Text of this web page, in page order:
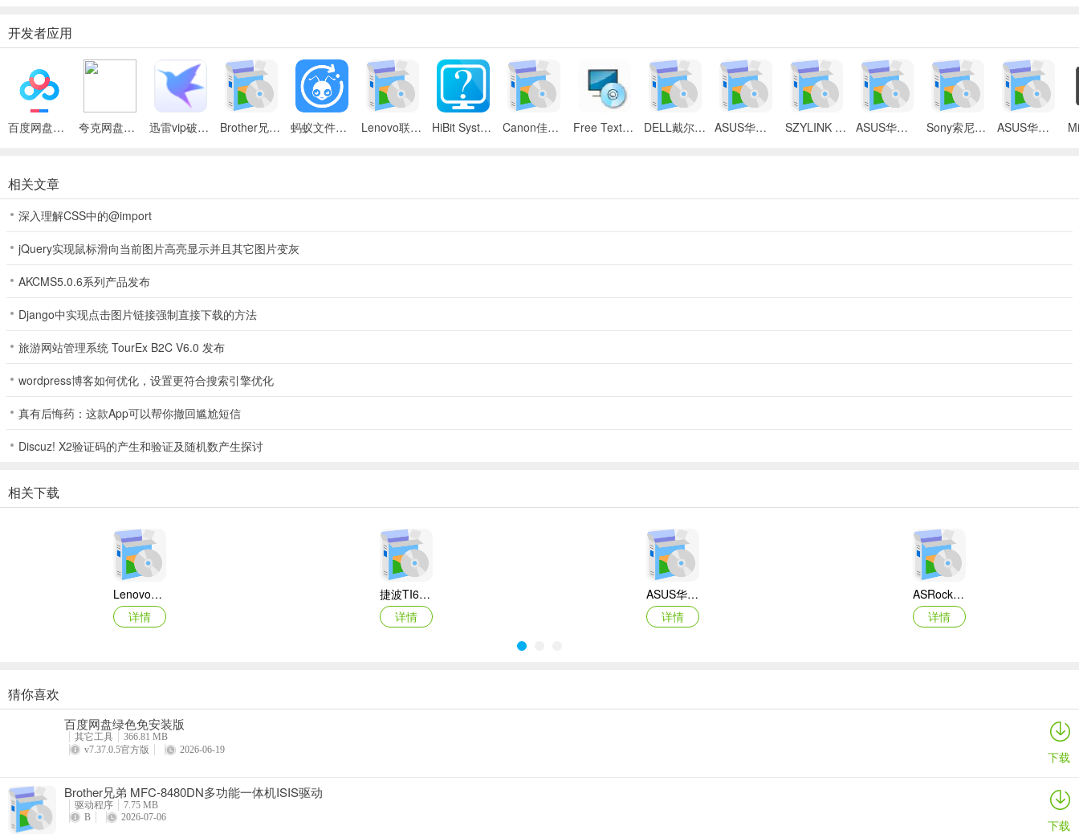
开发者应用
百度网盘绿色免安装Pc电脑版 夸克网盘官方正式版 迅雷vip破解版永久会员2024版 Brother兄弟 MFC-8480DN多功能一体机ISIS驱动 蚂蚁文件（数据恢复大师） Lenovo联想 ThinkPad SL300/SL400/SL500笔记本BIOS HiBit System Information(系统信息检测工具) Canon佳能 iR 2545i数码复合机UFR II驱动 Free Text to Speech DELL戴尔 Inspiron 11z笔记本触摸板驱动 ASUS华硕 X87Q笔记本 无线网络控制器应用程序 SZYLINK CDMA_CARD 1501A无线上网卡 ASUS华硕 G50V笔记本电脑无线网卡驱动 Sony索尼VGN-P3系列笔记本Intel无线网卡驱动 ASUS华硕S2Ne笔记本电脑主板BIOS
相关文章
深入理解CSS中的@import
jQuery实现鼠标滑向当前图片高亮显示并且其它图片变灰
AKCMS5.0.6系列产品发布
Django中实现点击图片链接强制直接下载的方法
旅游网站管理系统 TourEx B2C V6.0 发布
wordpress博客如何优化，设置更符合搜索引擎优化
真有后悔药：这款App可以帮你撤回尴尬短信
Discuz! X2验证码的产生和验证及随机数产生探讨
相关下载
Lenovo联想 Ideapad Z465/Z565系列笔记本 声卡驱动
详情
捷波TI61AG-A主板BIOS
详情
ASUS华硕F1A55-M LX3 R2.0主板BIOS
详情
ASRock华擎IMB-A160主板BIOS
详情
奥睿科PAS3062-2E/PAS3062-2S/PAS3064-2S2E系列扩展卡驱动
详情
Canon佳能 PowerShot A310 WIA驱动
AMD Mobility Radeon HD 2000/HD 3000/HD 4000/HD 5000系列移动显卡催化剂驱动
映泰Hi-Fi H77S 5.x主板BIOS
猜你喜欢
百度网盘绿色免安装版
其它工具
366.81 MB
v7.37.0.5官方版
2026-06-19 下载
Brother兄弟 MFC-8480DN多功能一体机ISIS驱动
驱动程序
7.75 MB
B
2026-07-06 下载